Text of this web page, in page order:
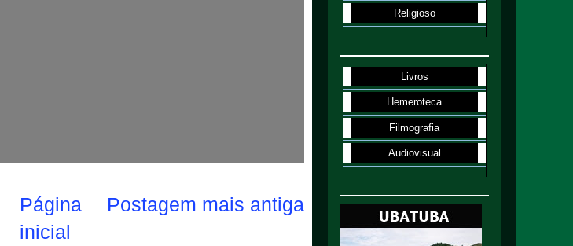
Postagem mais antiga
Página
inicial
Religioso
Livros
Hemeroteca
Filmografia
Audiovisual